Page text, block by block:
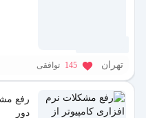
تهران 145 توافقی
رفع
دور